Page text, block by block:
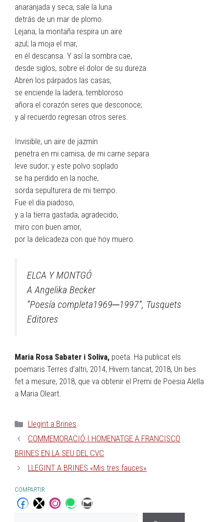
anaranjada y seca, sale la luna
detrás de un mar de plomo.
Lejana, la montaña respira un aire
azul; la moja el mar,
en él descansa. Y así la sombra cae,
desde siglos, sobre el dolor de su dureza.
Abren los párpados las casas,
se enciende la ladera, tembloroso
añora el corazón seres que desconoce;
y al recuerdo regresan otros seres.
Invisible, un aire de jazmín
penetra en mi camisa, de mi carne separa
leve sudor; y este polvo soplado
se ha perdido en la noche,
sorda sepulturera de mi tiempo.
Fue el día piadoso,
y a la tierra gastada, agradecido,
miro con buen amor,
por la delicadeza con que hoy muero.
ELCA Y MONTGÓ
A Angelika Becker
“Poesía completa1969─1997”, Tusquets
Editores
Maria Rosa Sabater i Soliva, poeta. Ha publicat els
poemaris Terres d’altri, 2014, Hivern tancat, 2018, Un bes
fet a mesure, 2018, que va obtenir el Premi de Poesia Alella
a Maria Oleart.
Llegint a Brines
COMMEMORACIÓ I HOMENATGE A FRANCISCO
BRINES EN LA SEU DEL CVC
LLEGINT A BRINES «Mis tres fauces»
COMPARTIR